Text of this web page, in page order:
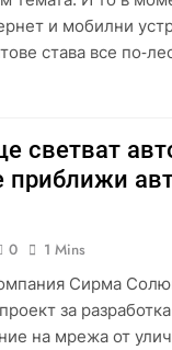
и мобилни
става все по-
светват
приближи
0 1 Mins
Сирма
за
на мрежа от